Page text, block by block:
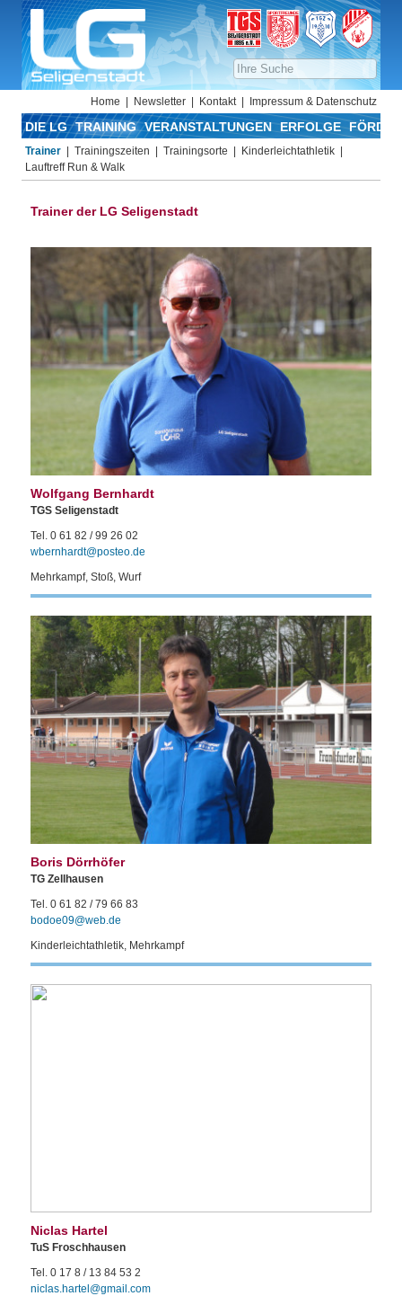
Home Newsletter Kontakt Impressum & Datenschutz
DIE LG TRAINING VERANSTALTUNGEN ERFOLGE
Trainer Trainingszeiten Trainingsorte
Kinderleichtathletik
Lauftreff Run & Walk
Trainer der LG Seligenstadt
Wolfgang Bernhardt
TGS Seligenstadt
Tel. 0 61 82 / 99 26 02
wbernhardt@posteo.de
Mehrkampf, Stoß, Wurf
Boris Dörrhöfer
TG Zellhausen
Tel. 0 61 82 / 79 66 83
bodoe09@web.de
Kinderleichtathletik, Mehrkampf
Niclas Hartel
TuS Froschhausen
Tel. 0 17 8 / 13 84 53 2
niclas.hartel@gmail.com